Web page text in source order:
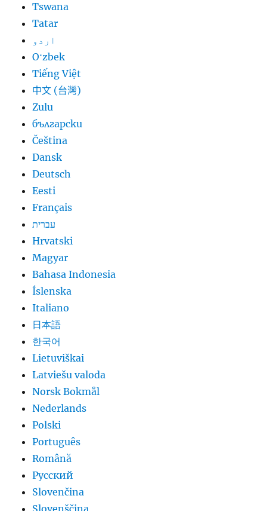
Tswana
Tatar
اردو
Oʻzbek
Tiếng Việt
中文 (台灣)
Zulu
български
Čeština
Dansk
Deutsch
Eesti
Français
עברית
Hrvatski
Magyar
Bahasa Indonesia
Íslenska
Italiano
日本語
한국어
Lietuviškai
Latviešu valoda
Norsk Bokmål
Nederlands
Polski
Português
Română
Русский
Slovenčina